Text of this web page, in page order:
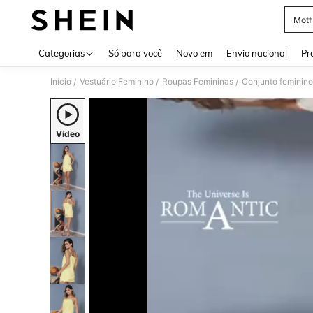
Motf
Categorias Só para você Novo em Envio nacional
Início / Vestuário Feminino / Roupas Femininas / Conjunto feminino
Video